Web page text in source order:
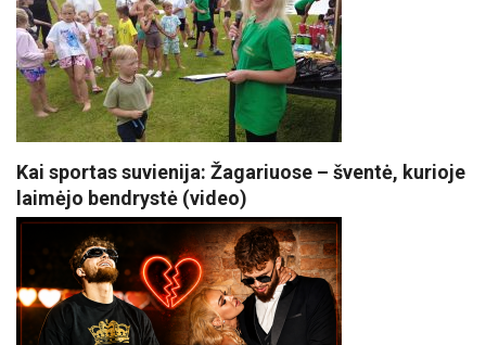
Kai sportas suvienija: Žagariuose – šventė, kurioje
laimėjo bendrystė (video)